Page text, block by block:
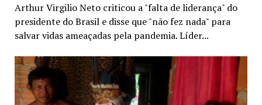
Arthur Virgilio Neto criticou a "falta de liderança" do
presidente do Brasil e disse que "não fez nada" para
salvar vidas ameaçadas pela pandemia. Líder...